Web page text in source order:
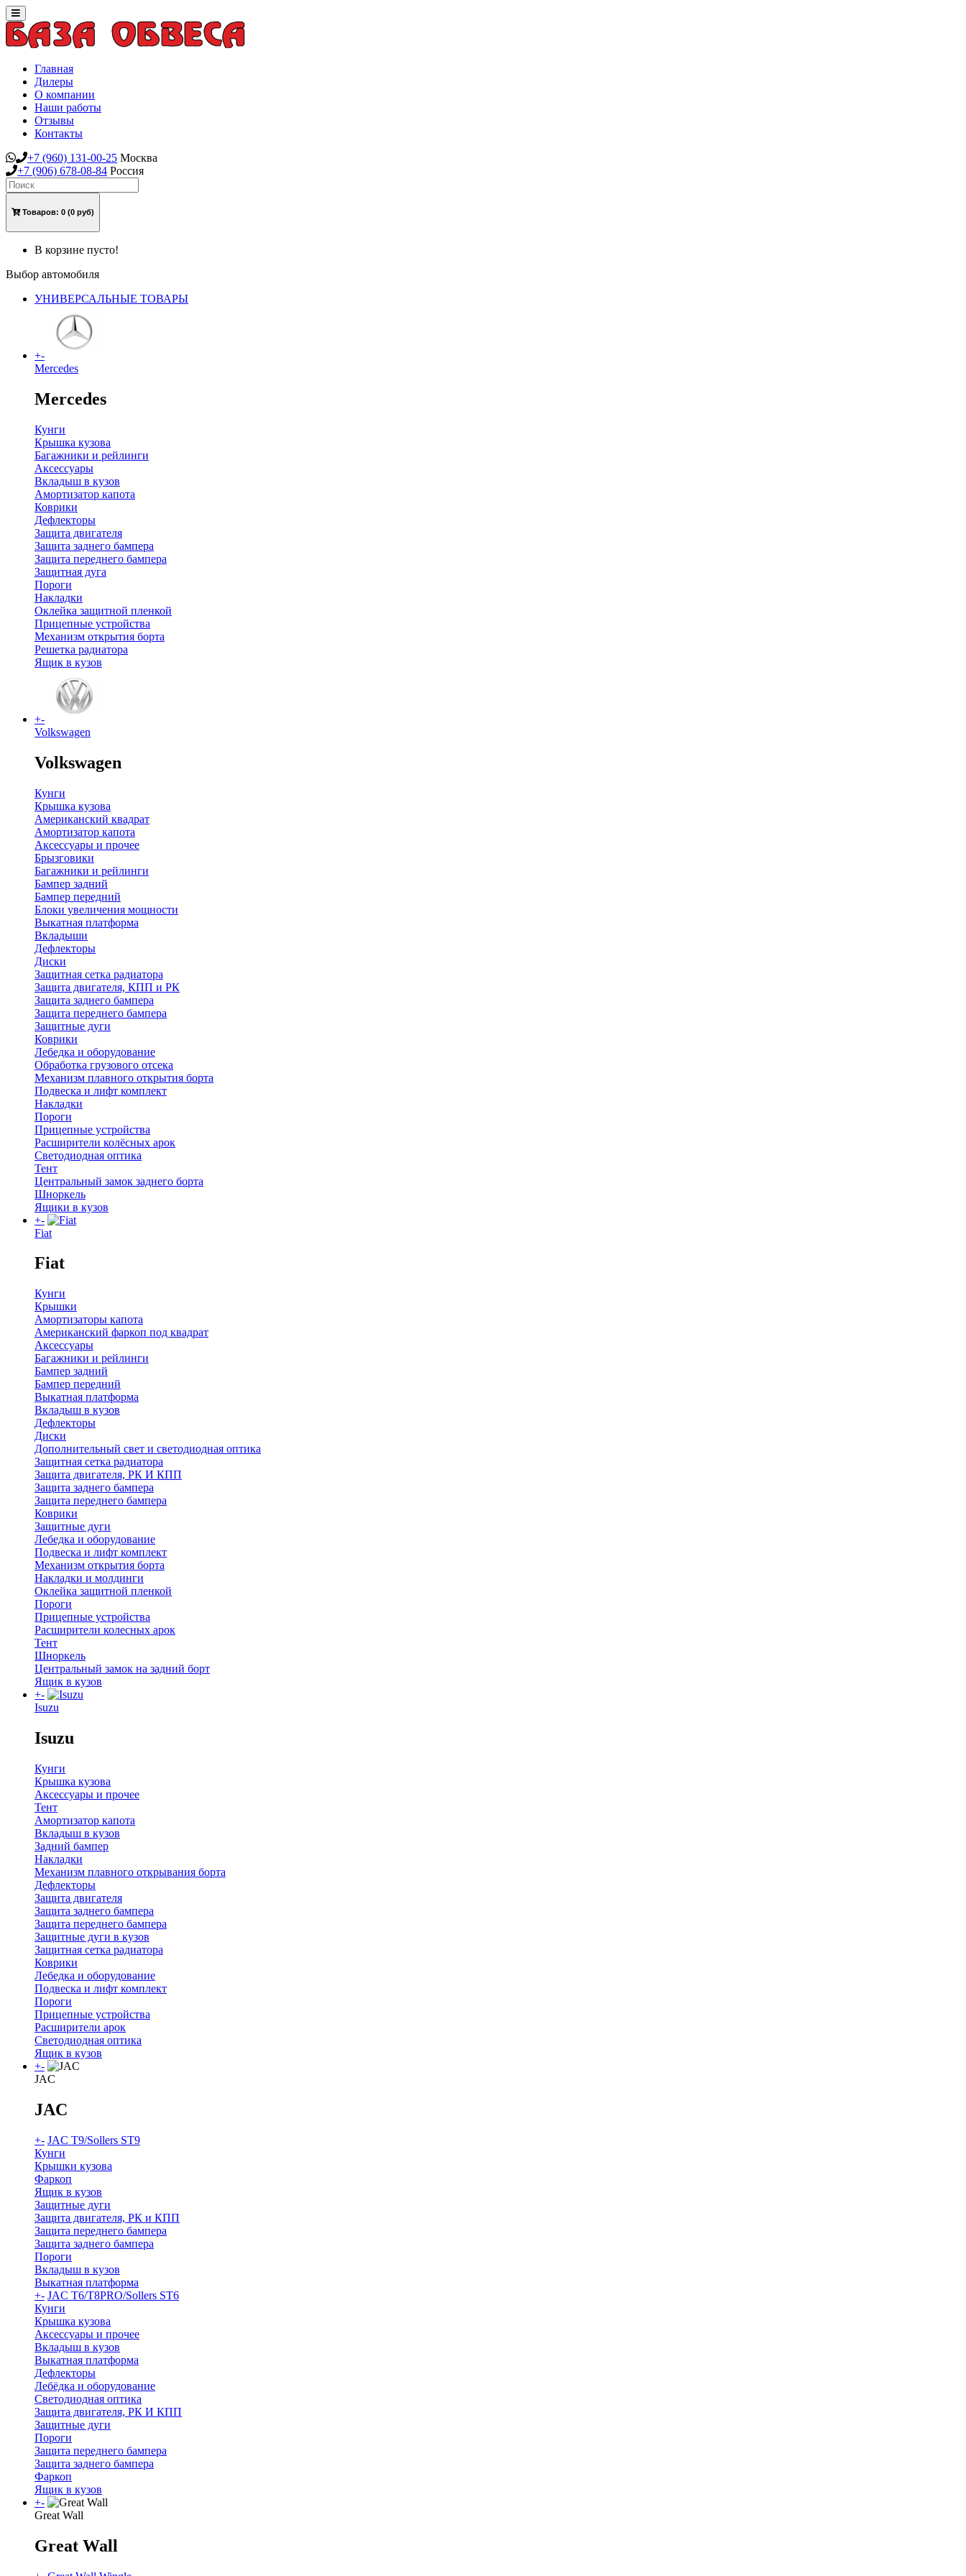
Toggle
navigation
Главная
Дилеры
О компании
Наши работы
Отзывы
Контакты
+7 (960) 131-00-25 Москва
+7 (906) 678-08-84 Россия
Товаров: 0 (0 руб)
В корзине пусто!
Выбор автомобиля
УНИВЕРСАЛЬНЫЕ ТОВАРЫ
+-
Mercedes
Mercedes
Кунги
Крышка кузова
Багажники и рейлинги
Аксессуары
Вкладыш в кузов
Амортизатор капота
Коврики
Дефлекторы
Защита двигателя
Защита заднего бампера
Защита переднего бампера
Защитная дуга
Пороги
Накладки
Оклейка защитной пленкой
Прицепные устройства
Механизм открытия борта
Решетка радиатора
Ящик в кузов
+-
Volkswagen
Volkswagen
Кунги
Крышка кузова
Американский квадрат
Амортизатор капота
Аксессуары и прочее
Брызговики
Багажники и рейлинги
Бампер задний
Бампер передний
Блоки увеличения мощности
Выкатная платформа
Вкладыши
Дефлекторы
Диски
Защитная сетка радиатора
Защита двигателя, КПП и РК
Защита заднего бампера
Защита переднего бампера
Защитные дуги
Коврики
Лебедка и оборудование
Обработка грузового отсека
Механизм плавного открытия борта
Подвеска и лифт комплект
Накладки
Пороги
Прицепные устройства
Расширители колёсных арок
Светодиодная оптика
Тент
Центральный замок заднего борта
Шноркель
Ящики в кузов
+-
Fiat
Fiat
Кунги
Крышки
Амортизаторы капота
Американский фаркоп под квадрат
Аксессуары
Багажники и рейлинги
Бампер задний
Бампер передний
Выкатная платформа
Вкладыш в кузов
Дефлекторы
Диски
Дополнительный свет и светодиодная оптика
Защитная сетка радиатора
Защита двигателя, РК И КПП
Защита заднего бампера
Защита переднего бампера
Коврики
Защитные дуги
Лебедка и оборудование
Подвеска и лифт комплект
Механизм открытия борта
Накладки и молдинги
Оклейка защитной пленкой
Пороги
Прицепные устройства
Расширители колесных арок
Тент
Шноркель
Центральный замок на задний борт
Ящик в кузов
+-
Isuzu
Isuzu
Кунги
Крышка кузова
Аксессуары и прочее
Тент
Амортизатор капота
Вкладыш в кузов
Задний бампер
Накладки
Механизм плавного открывания борта
Дефлекторы
Защита двигателя
Защита заднего бампера
Защита переднего бампера
Защитные дуги в кузов
Защитная сетка радиатора
Коврики
Лебедка и оборудование
Подвеска и лифт комплект
Пороги
Прицепные устройства
Расширители арок
Светодиодная оптика
Ящик в кузов
+-
JAC
JAC
+- JAC T9/Sollers ST9
Кунги
Крышки кузова
Фаркоп
Ящик в кузов
Защитные дуги
Защита двигателя, РК и КПП
Защита переднего бампера
Защита заднего бампера
Пороги
Вкладыш в кузов
Выкатная платформа
+- JAC T6/T8PRO/Sollers ST6
Кунги
Крышка кузова
Аксессуары и прочее
Вкладыш в кузов
Выкатная платформа
Дефлекторы
Лебёдка и оборудование
Светодиодная оптика
Защита двигателя, РК И КПП
Защитные дуги
Пороги
Защита переднего бампера
Защита заднего бампера
Фаркоп
Ящик в кузов
+-
Great Wall
Great Wall